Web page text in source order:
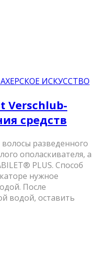
ИСКУССТВО
Verschlub-
средств
разведенного
ополаскивателя, а
PLUS. Способ
нужное
После
водой, оставить